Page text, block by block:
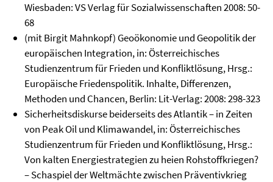
Wiesbaden: VS Verlag für Sozialwissenschaften 2008: 50-
68
(mit Birgit Mahnkopf) Geoökonomie und Geopolitik der
europäischen Integration, in: Österreichisches
Studienzentrum für Frieden und Konfliktlösung, Hrsg.:
Europäische Friedenspolitik. Inhalte, Differenzen,
Methoden und Chancen, Berlin: Lit-Verlag: 2008: 298-323
Sicherheitsdiskurse beiderseits des Atlantik – in Zeiten
von Peak Oil und Klimawandel, in: Österreichisches
Studienzentrum für Frieden und Konfliktlösung, Hrsg.:
Von kalten Energiestrategien zu heien Rohstoffkriegen?
– Schaspiel der Weltmächte zwischen Präventivkrieg